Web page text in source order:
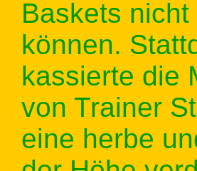
Baskets
können.
kassierte die
von Trainer
eine herbe